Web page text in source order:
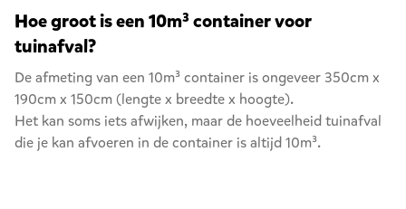
Hoe groot is een 10m³ container voor
tuinafval?
De afmeting van een 10m³ container is ongeveer 350cm x
190cm x 150cm (lengte x breedte x hoogte).
Het kan soms iets afwijken, maar de hoeveelheid tuinafval
die je kan afvoeren in de container is altijd 10m³.